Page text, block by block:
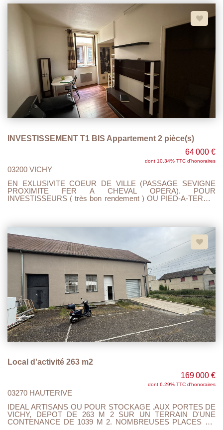
SALLES DE DOUCHES, 2 WC. GARAGE 2 VOITURES AVEC
PORTES MOTORISEES, 3 TERRASSES. DONT UN T2 EN
REZ DE JARDIN ( CUISINE OUVERTE SUR SEJOUR,
CHAMBRE, SALLE DE DOUCHE AVEC WC ET ENTREE
INDEPENDANTE. DOUBLE VITRAGE , VOLETS
ELECTRIQUES, TOUT A L'EGOUT.. AUCUN TRAVAUX A
PREVOIR..
INVESTISSEMENT T1 BIS Appartement 2 pièce(s)
64 000 €
dont 10.34% TTC d'honoraires
03200 VICHY
EN EXLUSIVITE COEUR DE VILLE (PASSAGE SEVIGNE
PROXIMITE FER A CHEVAL OPERA). POUR
INVESTISSEURS ( très bon rendement ) OU PIED-A-TERRE.
TRAVAUX A PREVOIR. PEUT ETRE VENDU AVEC SON
Local d'activité 263 m2
169 000 €
dont 6.29% TTC d'honoraires
03270 HAUTERIVE
IDEAL ARTISANS OU POUR STOCKAGE .AUX PORTES DE
VICHY, DEPOT DE 263 M 2 SUR UN TERRAIN D'UNE
CONTENANCE DE 1039 M 2. NOMBREUSES PLACES DE